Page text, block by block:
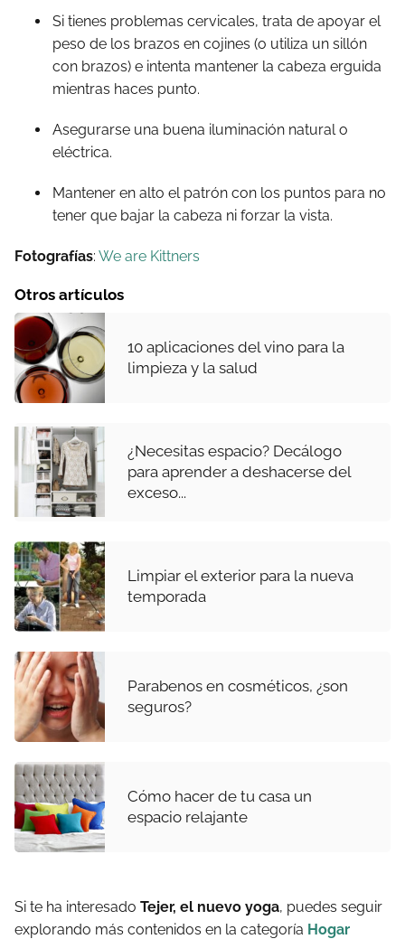
Si tienes problemas cervicales, trata de apoyar el
peso de los brazos en cojines (o utiliza un sillón
con brazos) e intenta mantener la cabeza erguida
mientras haces punto.
Asegurarse una buena iluminación natural o
eléctrica.
Mantener en alto el patrón con los puntos para no
tener que bajar la cabeza ni forzar la vista.
Fotografías: We are Kittners
Otros artículos
10 aplicaciones del vino para la
limpieza y la salud
¿Necesitas espacio? Decálogo
para aprender a deshacerse del
exceso...
Limpiar el exterior para la nueva
temporada
Parabenos en cosméticos, ¿son
seguros?
Cómo hacer de tu casa un
espacio relajante
Si te ha interesado Tejer, el nuevo yoga, puedes seguir
explorando más contenidos en la categoría Hogar